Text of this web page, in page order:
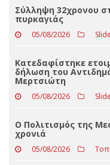
Με βαριά καρδιά
Παρθένης
05/08/2026
Σύλληψη 32χρονου
πυρκαγιάς
05/08/2026
δήλωση του
Μερτσιώτη
05/08/2026